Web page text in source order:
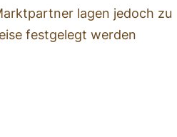
lagen jedoch zu
festgelegt werden